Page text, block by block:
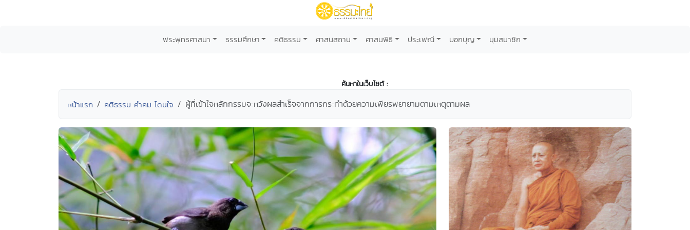
พระพุทธศาสนา ธรรมศึกษา คติธรรม ศาสนสถาน ศาสนพิธี ประเพณี บอกบุญ มุมสมาชิก
ค้นหาในเว็บไซต์ :
หน้าแรก คติธรรม คำคม โดนใจ ผู้ที่เข้าใจหลักกรรมจะหวังผลสำเร็จจากการกระทำด้วยความเพียรพยายามตามเหตุตามผล